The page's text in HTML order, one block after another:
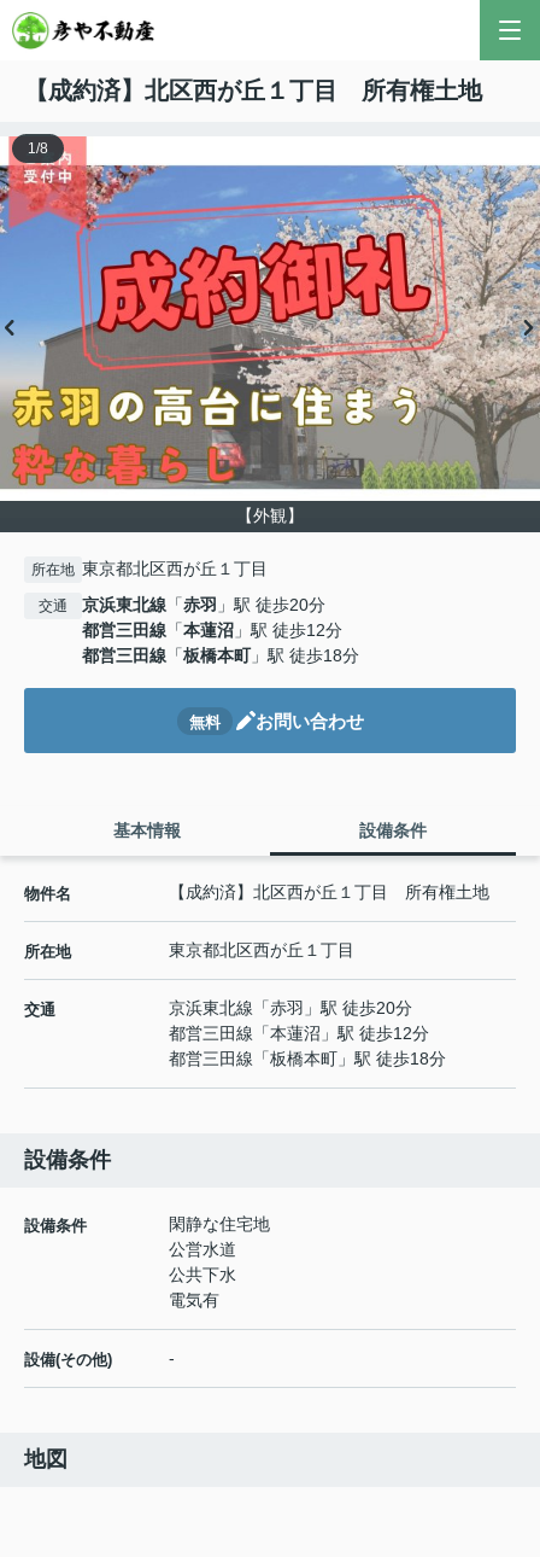
【成約済】北区西が丘１丁目 所有権土地
【外観】
1/8
所在地 東京都北区西が丘１丁目
交通 京浜東北線 「赤羽 」駅 徒歩20分
都営三田線 「本蓮沼 」駅 徒歩12分
都営三田線 「板橋本町」駅 徒歩18分
無料 お問い合わせ
基本情報 設備条件
物件名 【成約済】北区西が丘１丁目 所有権土地
所在地 東京都北区西が丘 １丁目
交通 京浜東北線 「赤羽 」駅 徒歩20分
都営三田線 「本蓮沼 」駅 徒歩12分
都営三田線 「板橋本町 」駅 徒歩18分
設備条件
設備条件
閑静な住宅地
公営水道
公共下水
電気有
設備(その他) -
地図